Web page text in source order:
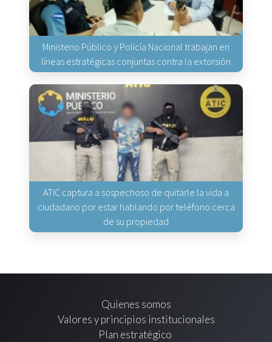
Ministerio Público y Policía Nacional trabajan en
líneas estratégicas conjuntas contra la extorsión
ATIC captura a sospechoso de quitarle la vida a
ciudadano por estar hablando por teléfono cerca
de su propiedad
Quienes somos
Valores y principios institucionales
Plan estratégico